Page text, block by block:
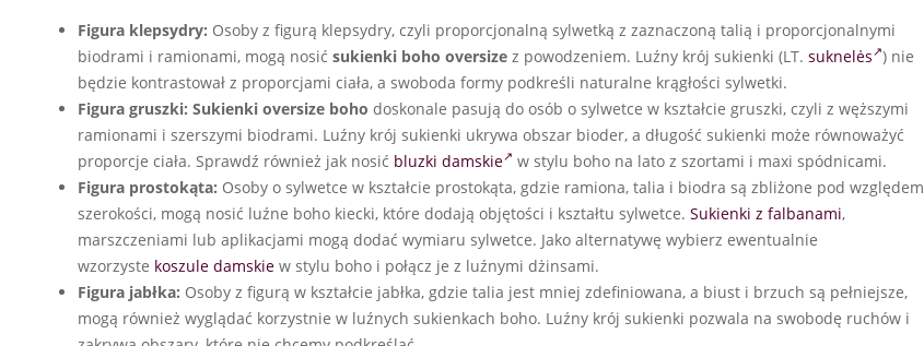
Figura klepsydry: Osoby z figurą klepsydry, czyli proporcjonalną sylwetką z zaznaczoną talią i proporcjonalnymi
biodrami i ramionami, mogą nosić sukienki boho oversize z powodzeniem. Luźny krój sukienki (LT. suknelės ) nie
będzie kontrastował z proporcjami ciała, a swoboda formy podkreśli naturalne krągłości sylwetki.
Figura gruszki: Sukienki oversize boho doskonale pasują do osób o sylwetce w kształcie gruszki, czyli z węższymi
ramionami i szerszymi biodrami. Luźny krój sukienki ukrywa obszar bioder, a długość sukienki może równoważyć
proporcje ciała. Sprawdź również jak nosić bluzki damskie
w stylu boho na lato z szortami i maxi spódnicami.
Figura prostokąta: Osoby o sylwetce w kształcie prostokąta, gdzie ramiona, talia i biodra są zbliżone pod względem
szerokości, mogą nosić luźne boho kiecki, które dodają objętości i kształtu sylwetce. Sukienki z falbanami,
marszczeniami lub aplikacjami mogą dodać wymiaru sylwetce. Jako alternatywę wybierz ewentualnie
wzorzyste koszule damskie w stylu boho i połącz je z luźnymi dżinsami.
Figura jabłka: Osoby z figurą w kształcie jabłka, gdzie talia jest mniej zdefiniowana, a biust i brzuch są pełniejsze,
mogą również wyglądać korzystnie w luźnych sukienkach boho. Luźny krój sukienki pozwala na swobodę ruchów i